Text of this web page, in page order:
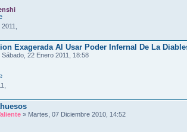
Exagerada Al Usar Poder Infernal De La
Sábado, 22 Enero 2011, 18:58
» Martes, 07 Diciembre 2010, 14:52